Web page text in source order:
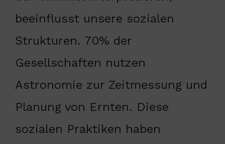
beeinflusst unsere sozialen
Strukturen. 70% der
Gesellschaften nutzen
Astronomie zur Zeitmessung und
Planung von Ernten. Diese
sozialen Praktiken haben